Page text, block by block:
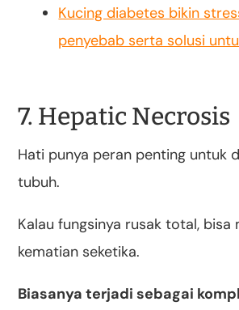
Kucing diabetes bikin
penyebab serta solusi
7. Hepatic Necrosis
Hati punya peran penting untuk
tubuh.
Kalau fungsinya rusak total, bisa
kematian seketika.
Biasanya terjadi sebagai